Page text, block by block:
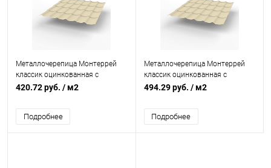
Металлочерепица Монтеррей
классик оцинкованная с
полимерным покрытием
420.72 руб. / м2
Подробнее
Металлочерепица Монтеррей
классик оцинкованная с
полимерным покрытием
494.29 руб. / м2
Подробнее